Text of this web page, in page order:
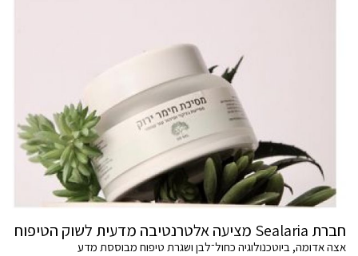
חברת Sealaria מציעה אלטרנטיבה מדעית לשוק הטיפוח
אצה אדומה, ביוטכנולוגיה כחול־לבן ושגרת טיפוח מבוססת מדע